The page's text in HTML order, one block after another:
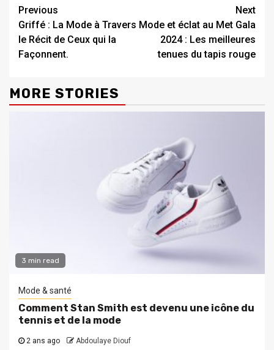
Continue
Reading
Previous
Griffé : La Mode à Travers
le Récit de Ceux qui la
Façonnent.
Next
Mode et éclat au Met Gala
2024 : Les meilleures
tenues du tapis rouge
MORE STORIES
3 min read
Mode & santé
Comment Stan Smith est devenu une icône du
tennis et de la mode
2 ans ago Abdoulaye Diouf